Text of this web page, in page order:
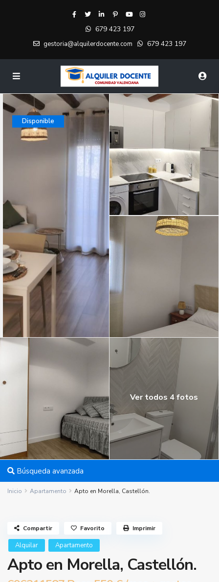
679 423 197
gestoria@alquilerdocente.com 679 423 197
Disponible
Ver todos 4 fotos
Búsqueda avanzada
Inicio Apartamento Apto en Morella, Castellón.
Alquilar Apartamento
Apto en Morella, Castellón.
Compartir Favorito Imprimir